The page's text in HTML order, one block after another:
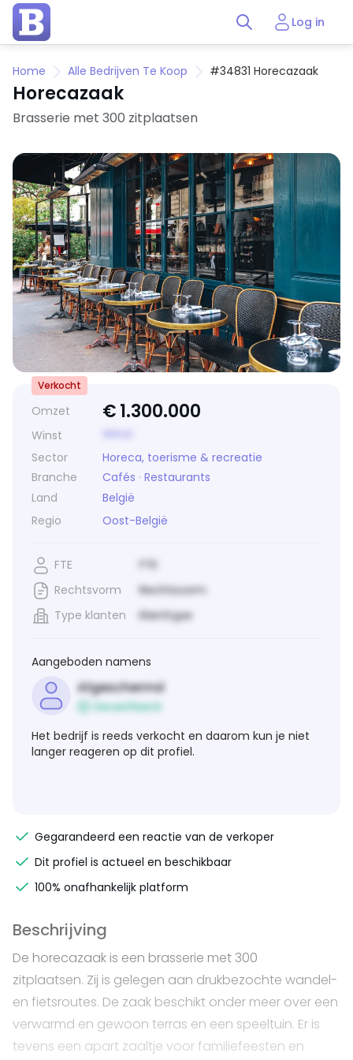
Log in
Home Alle Bedrijven Te Koop #34831 Horecazaak
Horecazaak
Brasserie met 300 zitplaatsen
Omzet €1.300.000
Winst
Sector
Horeca, toerisme & recreatie
Branche
Cafés · Restaurants
Land
België
Regio
Oost-België
Verkocht
FTE
FTE
Rechtsvorm
Rechtsvorm
Type klanten
Klanttype
Aangeboden namens
Afgeschermd
Geverifieerd
Het bedrijf is reeds verkocht en daarom kun je niet
langer reageren op dit profiel.
Gegarandeerd een reactie van de verkoper
Dit profiel is actueel en beschikbaar
100% onafhankelijk platform
Beschrijving
De horecazaak is een brasserie met 300
zitplaatsen. Zij is gelegen aan drukbezochte wandel-
en fietsroutes. De zaak beschikt onder meer over een
verwarmd en gewoon terras en een speeltuin. Er is
tevens een apart zaaltje voor familiefeesten en